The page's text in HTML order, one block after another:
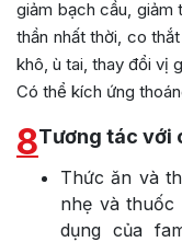
giảm bạch cầu, giảm
thần nhất thời, co
khô, ù tai, thay đổi vị
Có thể kích ứng
8Tương tác với
Thức ăn và
nhẹ và thuốc
dụng của